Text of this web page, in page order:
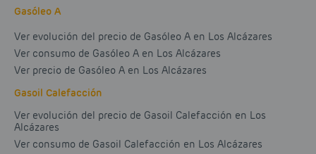
Gasóleo A
Ver evolución del precio de Gasóleo A en Los Alcázares
Ver consumo de Gasóleo A en Los Alcázares
Ver precio de Gasóleo A en Los Alcázares
Gasoil Calefacción
Ver evolución del precio de Gasoil Calefacción en Los
Alcázares
Ver consumo de Gasoil Calefacción en Los Alcázares